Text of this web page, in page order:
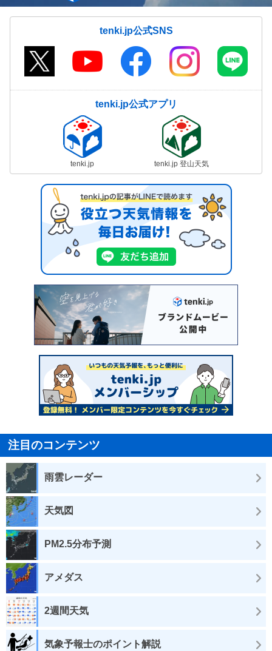
tenki.jp公式SNS
tenki.jp公式アプリ
tenki.jp tenki.jp 登山天気
注目のコンテンツ
雨雲レーダー
天気図
PM2.5分布予測
アメダス
2週間天気
気象予報士のポイント解説